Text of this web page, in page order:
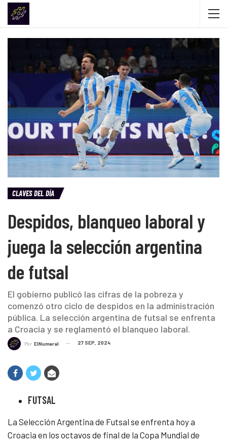
CLAVES DEL DÍA
Despidos, blanqueo laboral y
juega la selección argentina
de futsal
El gobierno publicó las cifras de la pobreza y
comenzó otro ciclo de despidos en la administración
pública. La selección argentina de futsal se enfrenta
a Croacia y se reglamentó el blanqueo laboral.
Por ElNumeral 27 SEP, 2024
FUTSAL
La Selección Argentina de Futsal se enfrenta hoy a
Croacia en los octavos de final de la Copa Mundial de